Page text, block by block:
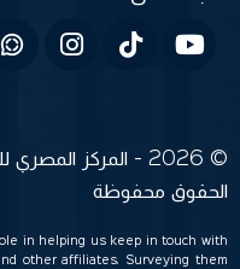
الحقوق محفوظة
in helping us keep in touch with
other affiliates. Surveying them